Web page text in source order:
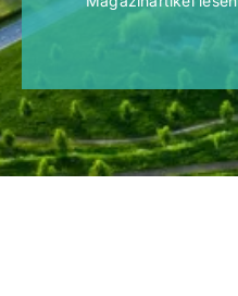
Kontakt
Kundenportal